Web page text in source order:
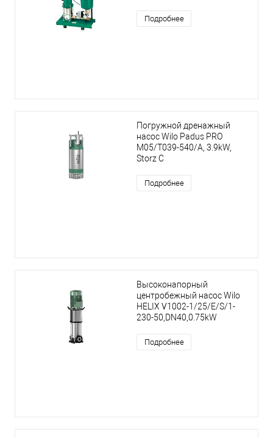
Подробнее
Погружной дренажный
насос Wilo Padus PRO
M05/T039-540/A, 3.9kW,
Storz C
Подробнее
Высоконапорный
центробежный насос Wilo
HELIX V1002-1/25/E/S/1-
230-50,DN40,0.75kW
Подробнее